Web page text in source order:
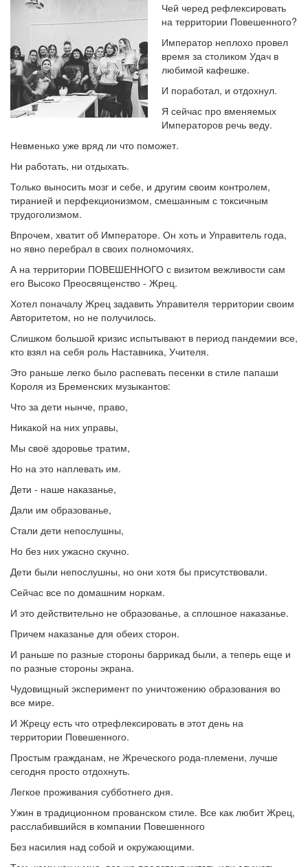
Чей черед рефлексировать
на территории Повешенного?
Император неплохо провел
время за столиком Удач в
любимой кафешке.
И поработал, и отдохнул.
Я сейчас про вменяемых
Императоров речь веду.
Невменько уже вряд ли что поможет.
Ни работать, ни отдыхать.
Только выносить мозг и себе, и другим своим контролем,
тиранией и перфекционизмом, смешанным с токсичным
трудоголизмом.
Впрочем, хватит об Императоре. Он хоть и Управитель года,
но явно перебрал в своих полномочиях.
А на территории ПОВЕШЕННОГО с визитом вежливости сам
его Высоко Преосвященство - Жрец.
Хотел поначалу Жрец задавить Управителя территории своим
Авторитетом, но не получилось.
Слишком большой кризис испытывают в период пандемии все,
кто взял на себя роль Наставника, Учителя.
Это раньше легко было распевать песенки в стиле папаши
Короля из Бременских музыкантов:
Что за дети нынче, право,
Никакой на них управы,
Мы своё здоровье тратим,
Но на это наплевать им.
Дети - наше наказанье,
Дали им образованье,
Стали дети непослушны,
Но без них ужасно скучно.
Дети были непослушны, но они хотя бы присутствовали.
Сейчас все по домашним норкам.
И это действительно не образованье, а сплошное наказанье.
Причем наказанье для обеих сторон.
И раньше по разные стороны баррикад были, а теперь еще и
по разные стороны экрана.
Чудовищный эксперимент по уничтожению образования во
все мире.
И Жрецу есть что отрефлексировать в этот день на
территории Повешенного.
Простым гражданам, не Жреческого рода-племени, лучше
сегодня просто отдохнуть.
Легкое проживания субботнего дня.
Ужин в традиционном прованском стиле. Все как любит Жрец,
расслабившийся в компании Повешенного
Без насилия над собой и окружающими.